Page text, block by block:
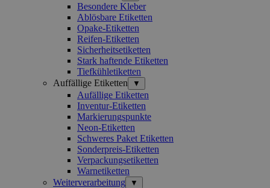
Besondere Kleber
Ablösbare Etiketten
Opake-Etiketten
Reifen-Etiketten
Sicherheitsetiketten
Stark haftende Etiketten
Tiefkühletiketten
Auffällige Etiketten
▼
Aufällige Etiketten
Inventur-Etiketten
Markierungspunkte
Neon-Etiketten
Schweres Paket Etiketten
Sonderpreis-Etiketten
Verpackungsetiketten
Warnetiketten
Weiterverarbeitung
▼